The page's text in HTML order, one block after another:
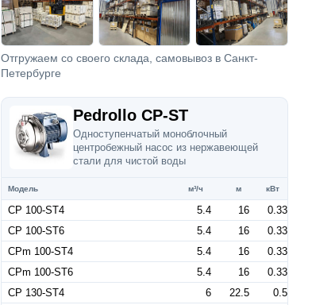
Отгружаем со своего склада, самовывоз в Санкт-
Петербурге
Pedrollo CP-ST
Одноступенчатый моноблочный
центробежный насос из нержавеющей
стали для чистой воды
Модель м³/ч м кВт
CP 100-ST4 5.4 16
0.33
CP 100-ST6
5.4 16
0.33
CPm 100-ST4
5.4 16
0.33
CPm 100-ST6
5.4 16
0.33
CP 130-ST4
6 22.5
0.5